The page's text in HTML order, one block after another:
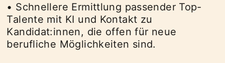
• Schnellere Ermittlung passender Top-
Talente mit KI und Kontakt zu
Kandidat:innen, die offen für neue
berufliche Möglichkeiten sind​.